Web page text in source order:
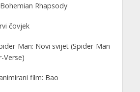
Rhapsody
čovjek
Man: Novi svijet (Spider-Man
Verse)
film: Bao